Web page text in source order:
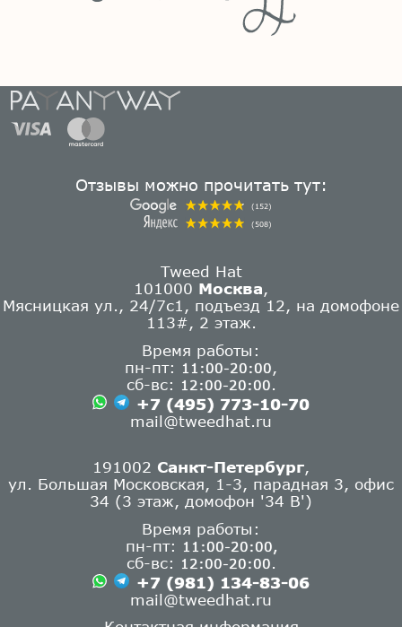
Отзывы можно прочитать тут:
(152)
(508)
Tweed Hat
101000 Москва
Мясницкая ул., 24/7с1, подъезд 12, на домофоне
113#, 2 этаж.
Время работы:
пн-пт:
11:00-20:00
сб-вс:
12:00-20:00
+7 (495) 773-10-70
mail@tweedhat.ru
191002 Санкт-Петербург
ул. Большая Московская, 1-3, парадная 3, офис
34 (3 этаж, домофон '34 В')
Время работы:
пн-пт:
11:00-20:00,
сб-вс: 12:00-20:00.
+7 (981) 134-83-06
mail@tweedhat.ru